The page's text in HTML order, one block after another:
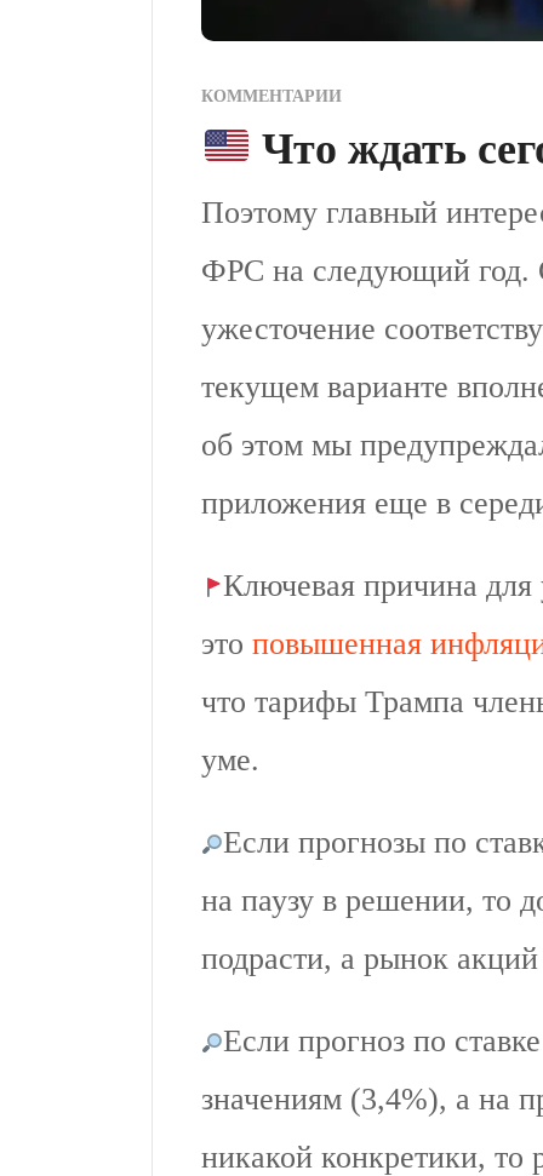
КОММЕНТАРИИ
Что ждать
Поэтому главный
ФРС на следующий год.
ужесточение
текущем варианте
об этом мы
приложения еще в
Ключевая причина
это повышенная
что тарифы Трампа
уме.
Если прогнозы по
на паузу в решении, то
подрасти, а рынок акций
Если прогноз по
значениям (3,4%), а на
никакой конкретики, то